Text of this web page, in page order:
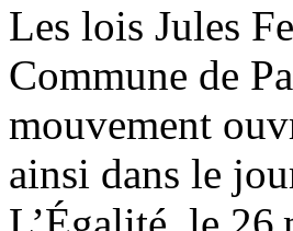
Les lois Jules
Commune de
mouvement
ainsi dans le